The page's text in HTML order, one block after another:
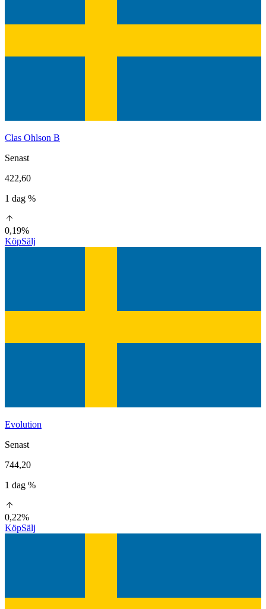
Clas Ohlson B
Senast
422,60
1 dag %
0,19%
KöpSälj
Evolution
Senast
744,20
1 dag %
0,22%
KöpSälj